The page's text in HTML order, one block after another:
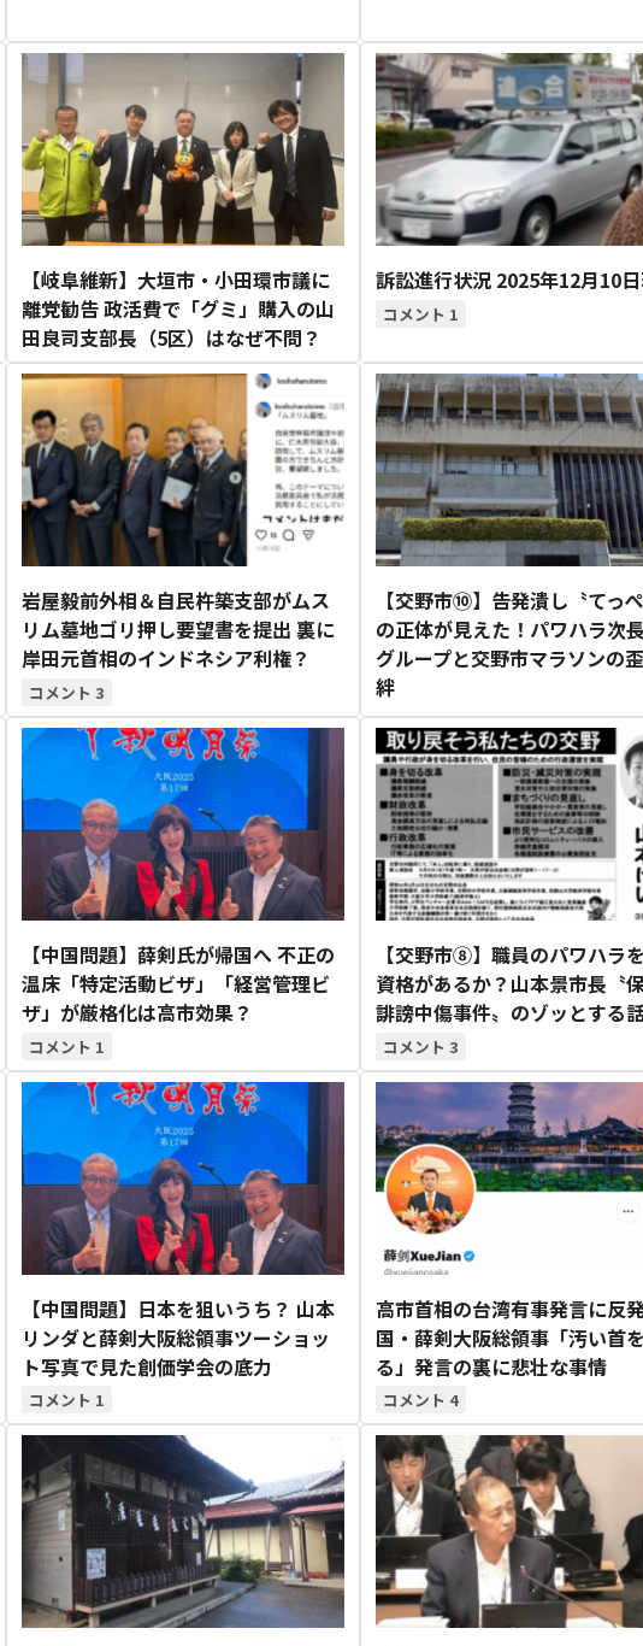
【岐阜維新】大垣市・小田環市議に
離党勧告 政活費で「グミ」購入の山
田良司支部長（5区）はなぜ不問？
訴訟進行状況 2025年12月10
1
岩屋毅前外相＆自民杵築支部がムス
リム墓地ゴリ押し要望書を提出 裏に
岸田元首相のインドネシア利権？
3
【交野市⑩】告発潰し〝てっぺ
の正体が見えた！パワハラ次
グループと交野市マラソンの
絆
【中国問題】薛剣氏が帰国へ 不正の
温床「特定活動ビザ」「経営管理ビ
ザ」が厳格化は高市効果？
1
【交野市⑧】職員のパワハラ
資格があるか？山本景市長〝
誹謗中傷事件〟のゾッとする
3
【中国問題】日本を狙いうち？ 山本
リンダと薛剣大阪総領事ツーショッ
ト写真で見た創価学会の底力
1
高市首相の台湾有事発言に反
国・薛剣大阪総領事「汚い首
る」発言の裏に悲壮な事情
4